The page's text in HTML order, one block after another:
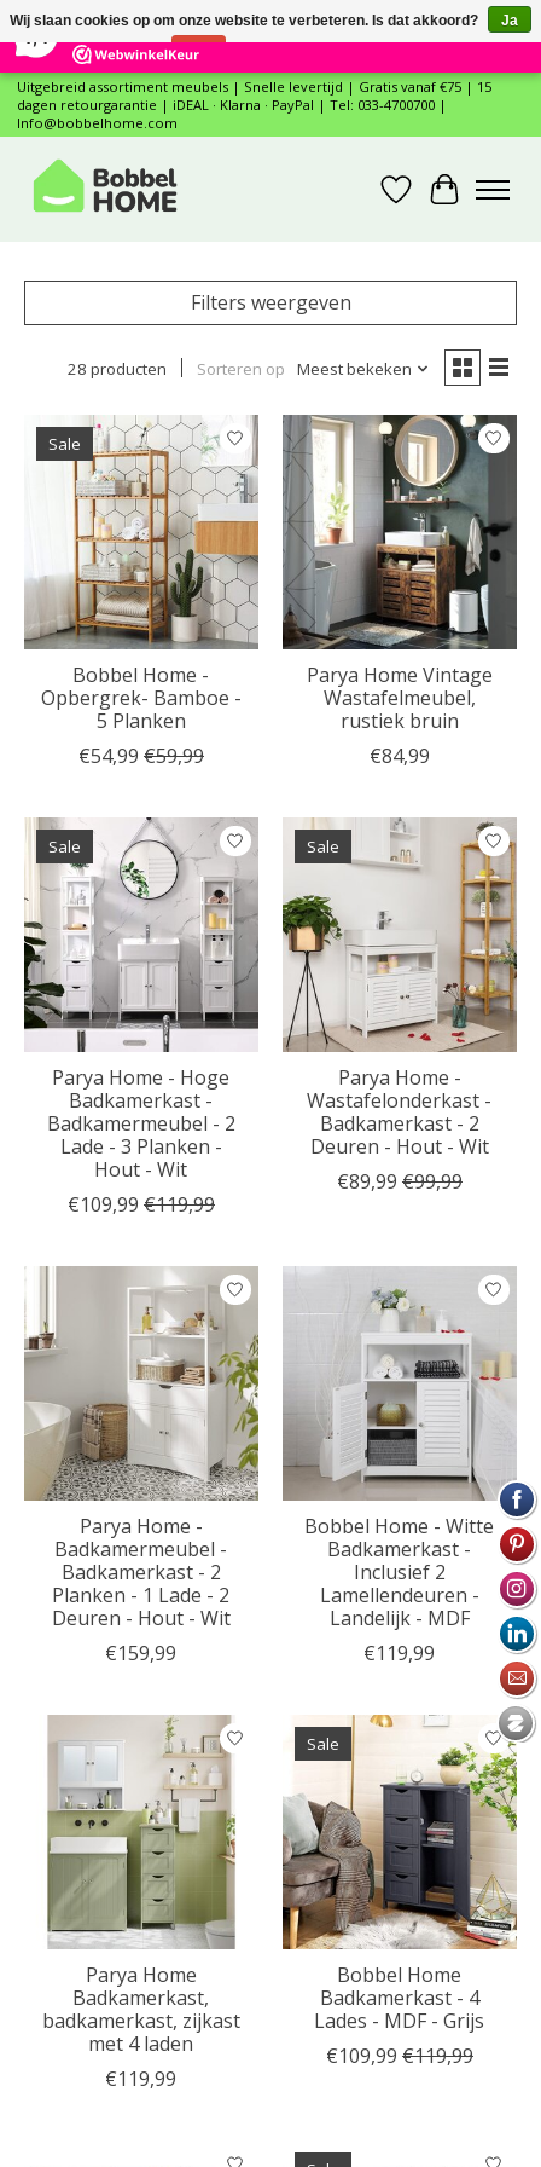
12 Reviews ×
Uitgebreid assortiment meubels | Snelle levertijd | Gratis vanaf €75 | 15
dagen retourgarantie | iDEAL · Klarna · PayPal | Tel: 033-4700700 |
Info@bobbelhome.com
Verlanglijst
Filters weergeven
28 producten Sorteren op Meest bekeken
Sale
Bobbel Home -
Opbergrek- Bamboe -
5 Planken
€54,99 €59,99
Parya Home Vintage
Wastafelmeubel,
rustiek bruin
€84,99
Sale
Parya Home - Hoge
Badkamerkast -
Badkamermeubel - 2
Lade - 3 Planken -
Hout - Wit
€109,99 €119,99
Sale
Parya Home -
Wastafelonderkast -
Badkamerkast - 2
Deuren - Hout - Wit
€89,99 €99,99
Parya Home -
Badkamermeubel -
Badkamerkast - 2
Planken - 1 Lade - 2
Deuren - Hout - Wit
€159,99
Bobbel Home - Witte
Badkamerkast -
Inclusief 2
Lamellendeuren -
Landelijk - MDF
€119,99
Parya Home
Badkamerkast,
badkamerkast, zijkast
met 4 laden
€119,99
Sale
Bobbel Home
Badkamerkast - 4
Lades - MDF - Grijs
€109,99 €119,99
Wij slaan cookies op om onze website te verbeteren. Is dat akkoord?
Ja
Nee